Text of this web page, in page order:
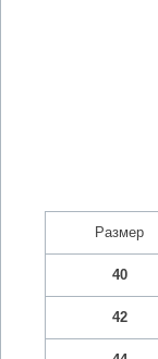
Размер
40
42